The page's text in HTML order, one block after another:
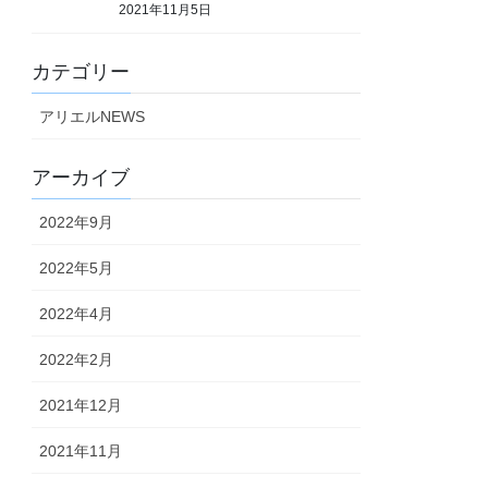
2021年11月5日
カテゴリー
アリエルNEWS
アーカイブ
2022年9月
2022年5月
2022年4月
2022年2月
2021年12月
2021年11月